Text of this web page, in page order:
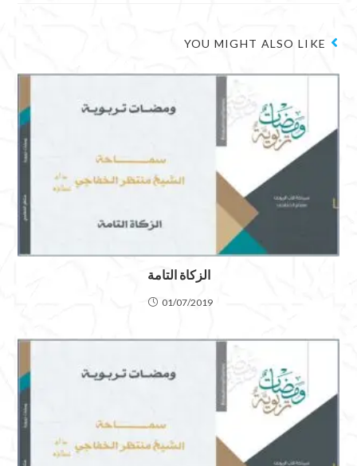
YOU MIGHT ALSO LIKE
الزكاة التامة
01/07/2019